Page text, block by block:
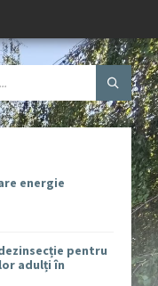
energie
pentru
adulți în